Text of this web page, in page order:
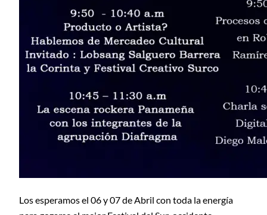
Los esperamos el 06 y 07 de Abril con toda la energía